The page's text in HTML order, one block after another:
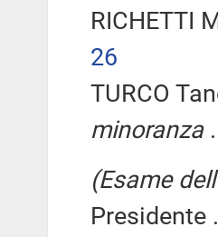
RICHETTI
26
TURCO
minoranza
(Esame
Presidente